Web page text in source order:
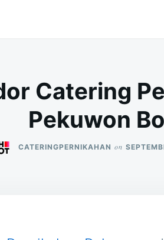
Catering
Pekuwon
CATERINGPERNIKAHAN on